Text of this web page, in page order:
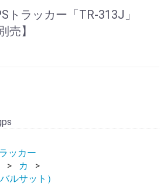
トラッカー「TR-313J」
売】
ッカー
カ
ルサット）